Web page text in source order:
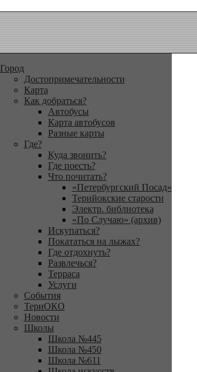
Город
Достопримечательности
Карта
Как добраться?
Автобусы
Карта автобусов
Разные карты
Где?
Куда звонить?
Где поесть?
Что почитать?
«Петербургский Посад»
Терийокские старости
Электр. библиотека
«По Случаю» (архив)
Искупаться?
Покататься на лыжах?
Где отдохнуть?
Развлечься?
Терраса
Услуги
События
ТериОКО
Новости
Школы
Школа №445
Школа №450
Школа №611